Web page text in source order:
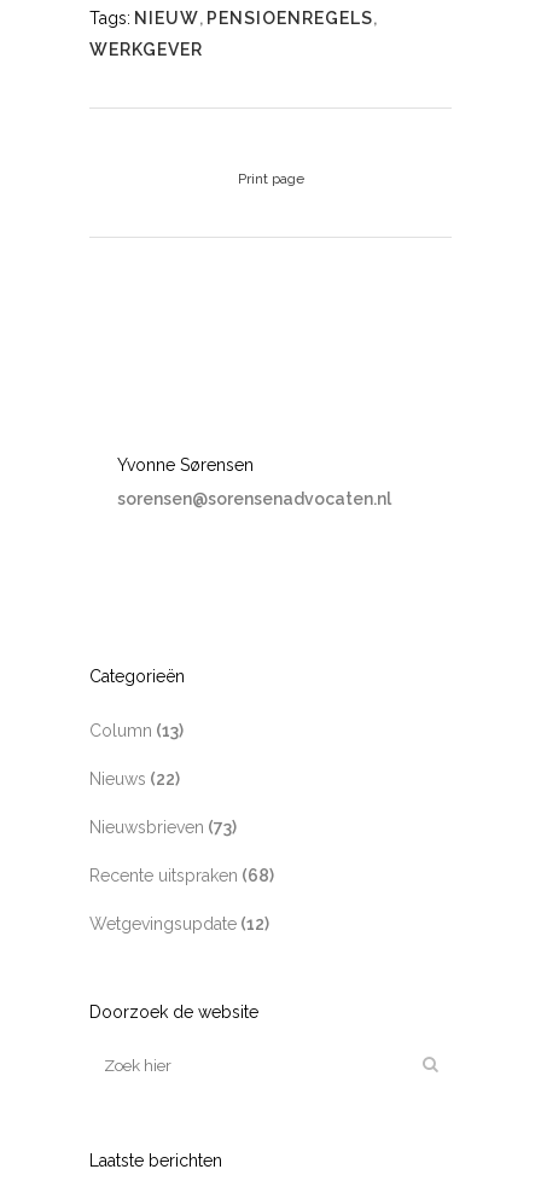
Tags: NIEUW, PENSIOENREGELS,
WERKGEVER
Print page
Yvonne Sørensen
sorensen@sorensenadvocaten.nl
Categorieën
Column (13)
Nieuws (22)
Nieuwsbrieven (73)
Recente uitspraken (68)
Wetgevingsupdate (12)
Doorzoek de website
Laatste berichten